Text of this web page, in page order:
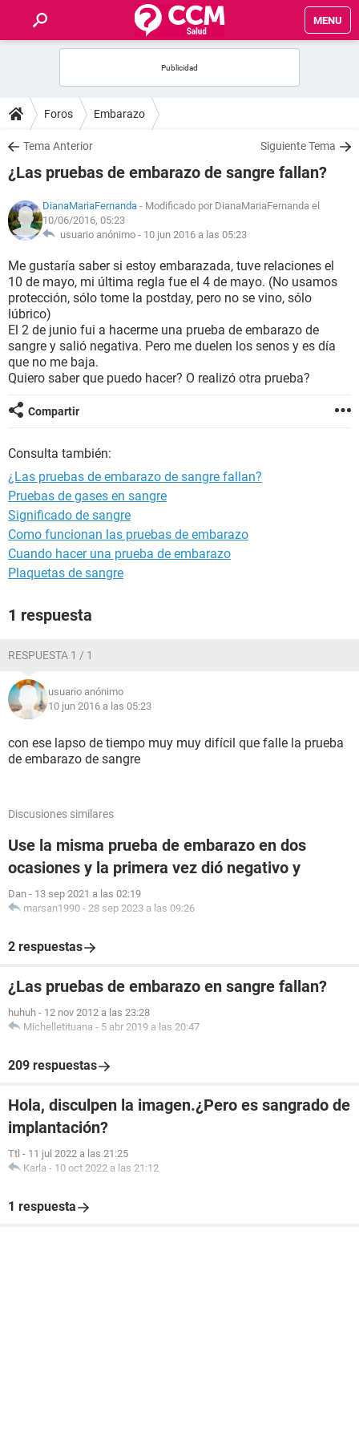
MENU
FOROS
SALUD
FAMILIA
NUTRICIÓN
BIENESTAR
SEXUALIDAD
GLOSARIO
Foros Embarazo
Tema Anterior Siguiente Tema
¿Las pruebas de embarazo de sangre fallan?
DianaMariaFernanda - Modificado por DianaMariaFernanda el
10/06/2016, 05:23
usuario anónimo - 10 jun 2016 a las 05:23
Me gustaría saber si estoy embarazada, tuve relaciones el
10 de mayo, mi última regla fue el 4 de mayo. (No usamos
protección, sólo tome la postday, pero no se vino, sólo
lúbrico)
El 2 de junio fui a hacerme una prueba de embarazo de
sangre y salió negativa. Pero me duelen los senos y es día
que no me baja.
Quiero saber que puedo hacer? O realizó otra prueba?
Compartir
Consulta también:
¿Las pruebas de embarazo de sangre fallan?
Pruebas de gases en sangre
Significado de sangre
Como funcionan las pruebas de embarazo
Cuando hacer una prueba de embarazo
Plaquetas de sangre
1 respuesta
RESPUESTA 1 / 1
usuario anónimo
10 jun 2016 a las 05:23
con ese lapso de tiempo muy muy difícil que falle la prueba
de embarazo de sangre
Discusiones similares
Use la misma prueba de embarazo en dos
ocasiones y la primera vez dió negativo y
Dan - 13 sep 2021 a las 02:19
marsan1990 - 28 sep 2023 a las 09:26
2 respuestas
¿Las pruebas de embarazo en sangre fallan?
huhuh - 12 nov 2012 a las 23:28
Michelletituana - 5 abr 2019 a las 20:47
209 respuestas
Hola, disculpen la imagen.¿Pero es sangrado de
implantación?
Ttl - 11 jul 2022 a las 21:25
Karla - 10 oct 2022 a las 21:12
1 respuesta